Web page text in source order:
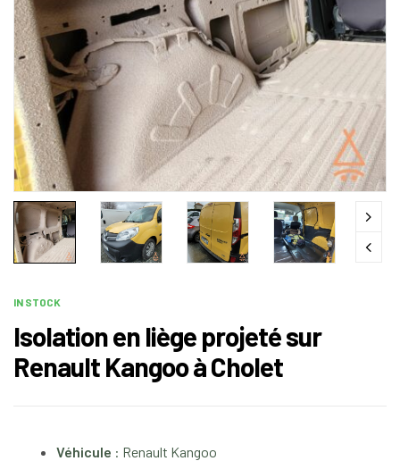
IN STOCK
Isolation en liège projeté sur
Renault Kangoo à Cholet
Véhicule : Renault Kangoo